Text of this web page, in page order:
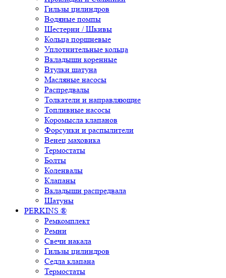
Гильзы цилиндров
Водяные помпы
Шестерни / Шкивы
Кольца поршневые
Уплотнительные кольца
Вкладыши коренные
Втулки шатуна
Масляные насосы
Распредвалы
Толкатели и направляющие
Топливные насосы
Коромысла клапанов
Форсунки и распылители
Венец маховика
Термостаты
Болты
Коленвалы
Клапаны
Вкладыши распредвала
Шатуны
PERKINS ®
Ремкомплект
Ремни
Свечи накала
Гильзы цилиндров
Седла клапана
Термостаты